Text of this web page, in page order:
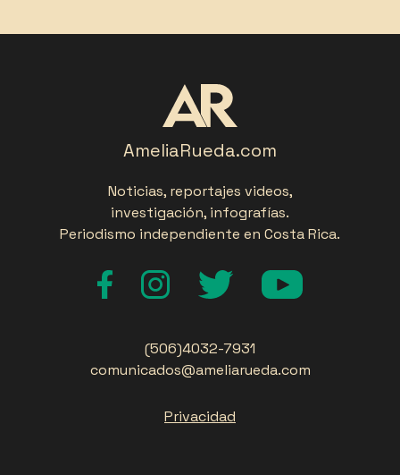
AmeliaRueda.com
Noticias, reportajes videos,
investigación, infografías.
Periodismo independiente en Costa Rica.
(506)4032-7931
comunicados@ameliarueda.com
Privacidad